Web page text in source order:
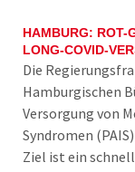
HAMBURG: ROT-
LONG-COVID-
Die
Hamburgischen
Versorgung von
Syndromen
Ziel ist ein